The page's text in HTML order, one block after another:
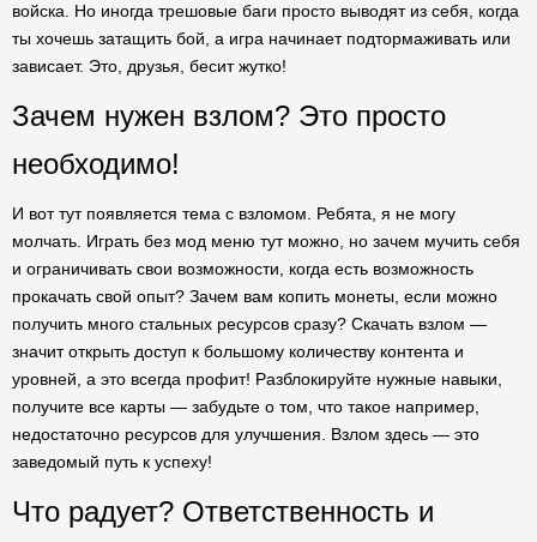
войска. Но иногда трешовые баги просто выводят из себя, когда
ты хочешь затащить бой, а игра начинает подтормаживать или
зависает. Это, друзья, бесит жутко!
Зачем нужен взлом? Это просто
необходимо!
И вот тут появляется тема с взломом. Ребята, я не могу
молчать. Играть без мод меню тут можно, но зачем мучить себя
и ограничивать свои возможности, когда есть возможность
прокачать свой опыт? Зачем вам копить монеты, если можно
получить много стальных ресурсов сразу? Скачать взлом —
значит открыть доступ к большому количеству контента и
уровней, а это всегда профит! Разблокируйте нужные навыки,
получите все карты — забудьте о том, что такое например,
недостаточно ресурсов для улучшения. Взлом здесь — это
заведомый путь к успеху!
Что радует? Ответственность и